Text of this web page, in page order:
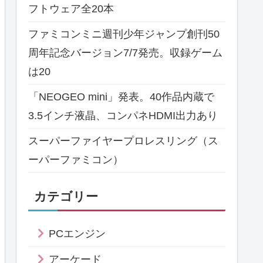
フトウェア全20本
ファミコンミニ週刊少年ジャンプ創刊50
周年記念バージョン7/7発売。収録ゲーム
は20
「NEOGEO mini」発表。40作品内蔵で
3.5インチ液晶、コンパネHDMI出力あり
スーパーファイヤープロレスリング（ス
ーパーファミコン）
カテゴリー
PCエンジン
アーケード